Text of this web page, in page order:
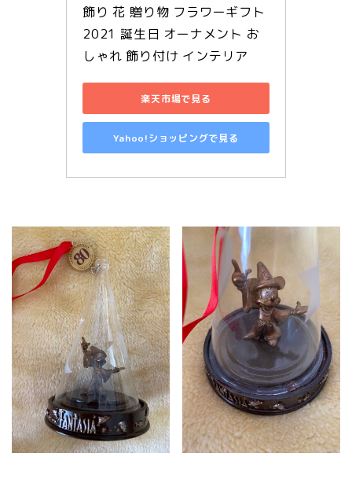
飾り 花 贈り物 フラワーギフト
2021 誕生日 オーナメント お
しゃれ 飾り付け インテリア
楽天市場で見る
Yahoo!ショッピングで見る